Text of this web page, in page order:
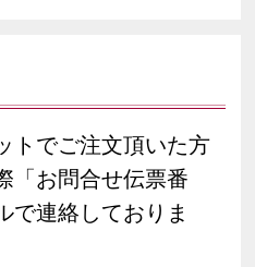
トでご注文頂いた方
「お問合せ伝票番
で連絡しておりま